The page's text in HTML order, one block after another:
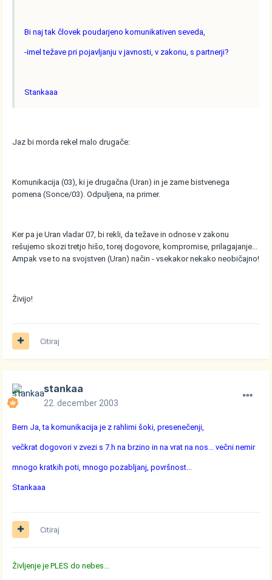
Bi naj tak človek poudarjeno komunikativen seveda,
-imel težave pri pojavljanju v javnosti, v zakonu, s partnerji?
Stankaaa
Jaz bi morda rekel malo drugače:
Komunikacija (03), ki je drugačna (Uran) in je zame bistvenega
pomena (Sonce/03). Odpuljena, na primer.
Ker pa je Uran vladar 07, bi rekli, da težave in odnose v zakonu
rešujemo skozi tretjo hišo, torej dogovore, kompromise, prilagajanje...
Ampak vse to na svojstven (Uran) način - vsekakor nekako neobičajno!
Živijo!
Citiraj
stankaa
22. december 2003
Bern Ja, ta komunikacija je z rahlimi šoki, presenečenji,
večkrat dogovori v zvezi s 7.h na brzino in na vrat na nos... večni nemir
mnogo kratkih poti, mnogo pozabljanj, površnost...
Stankaaa
Citiraj
Življenje je PLES do nebes...